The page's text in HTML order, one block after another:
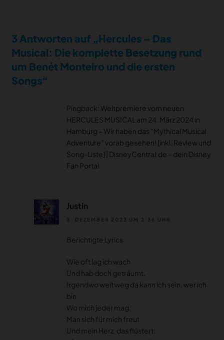
3 Antworten auf „Hercules – Das
Musical: Die komplette Besetzung rund
um Benét Monteiro und die ersten
Songs“
Pingback: Weltpremiere vom neuen
HERCULES MUSICAL am 24. März 2024 in
Hamburg – Wir haben das “Mythical Musical
Adventure” vorab gesehen! [inkl. Review und
Song-Liste] | DisneyCentral.de – dein Disney
Fan Portal
Justin
Berichtigte Lyrics:
Wie oft lag ich wach
Und hab doch geträumt,
Irgendwo weit weg da kann ich sein, wer ich
bin.
Wo mich jeder mag,
Man sich für mich freut
Und mein Herz, das flüstert: